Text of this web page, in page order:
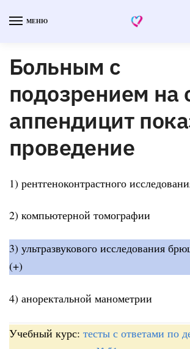
МЕНЮ
Больным с
подозрением на
аппендицит
проведение
1) рентгеноконтрастного
2) компьютерной томографии
3) ультразвукового исследования
(+)
4) аноректальной манометрии
Учебный курс: тесты с ответами по